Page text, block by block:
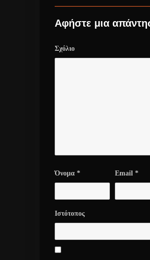
Αφήστε μια
Σχόλιο
Όνομα * Email *
Ιστότοπος